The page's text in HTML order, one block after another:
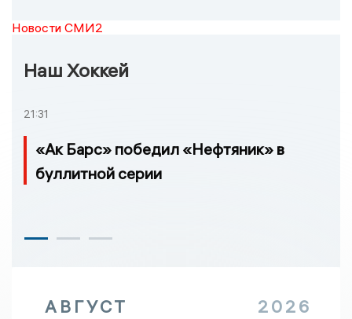
Новости СМИ2
Наш Хоккей
21:31
«Ак Барс» победил «Нефтяник» в
буллитной серии
АВГУСТ 2026